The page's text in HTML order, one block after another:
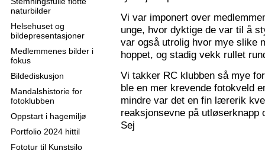
naturbilder
Helsehuset og
bildepresentasjoner
Medlemmenes bilder i
fokus
Bildediskusjon
Mandalshistorie for
fotoklubben
Oppstart i hagemiljø
Portfolio 2024 hittil
Fototur til Kunstsilo
Vi var imponert over
unge, hvor dyktige de var til å
var også utrolig hvor mye slike
hoppet, og stadig vekk rullet
Vi takker RC klubben så mye
ble en mer krevende fotokveld
mindre var det en fin lærerik
reaksjonsevne på utløserknapp
Sej